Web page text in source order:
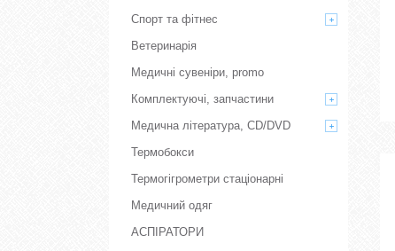
Спорт та фітнес
Ветеринарія
Медичні сувеніри, promo
Комплектуючі, запчастини
Медична література, CD/DVD
Термобокси
Термогігрометри стаціонарні
Медичний одяг
АСПІРАТОРИ